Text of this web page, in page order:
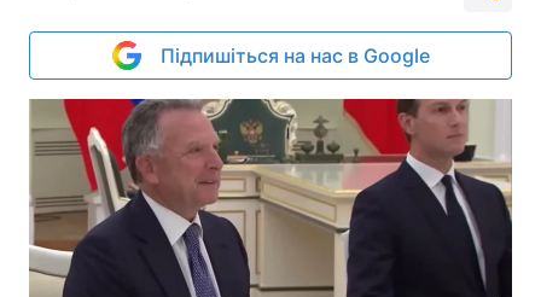
Підпишіться на нас в Google